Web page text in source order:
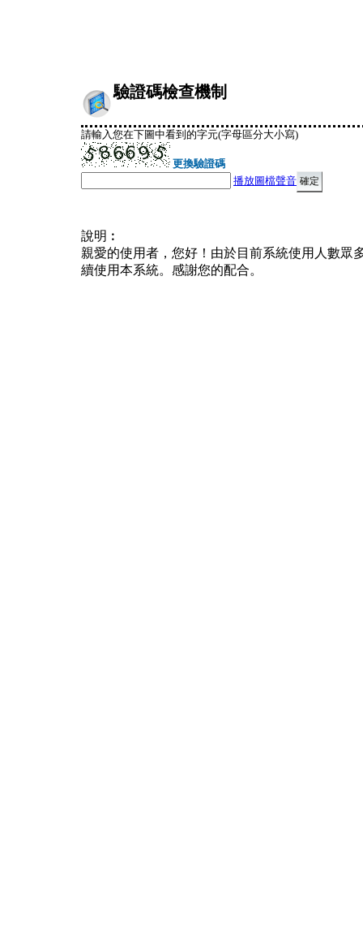
驗證碼檢查機制
請輸入您在下圖中看到的字元(字母區分大小寫)
更換驗證碼
播放圖檔聲音
說明︰
親愛的使用者，您好！由於目前系統使用人數眾
續使用本系統。感謝您的配合。